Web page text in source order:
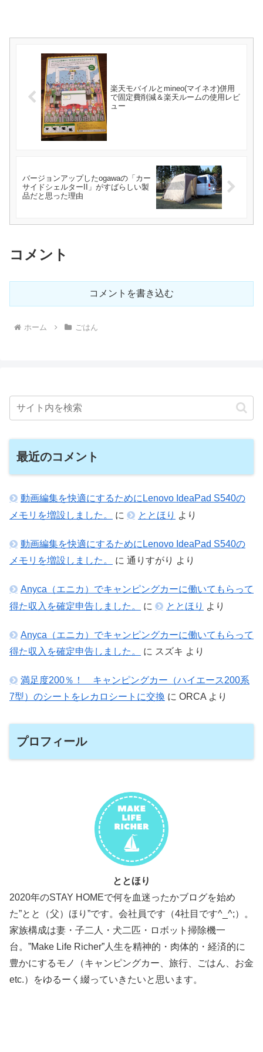
楽天モバイルとmineo(マイネオ)併用
で固定費削減＆楽天ルームの使用レビ
ュー
バージョンアップしたogawaの「カー
サイドシェルターII」がすばらしい製
品だと思った理由
コメント
コメントを書き込む
ホーム ごはん
最近のコメント
動画編集を快適にするためにLenovo IdeaPad S540の
メモリを増設しました。
に ととほり より
動画編集を快適にするためにLenovo IdeaPad S540の
メモリを増設しました。
に 通りすがり より
Anyca（エニカ）でキャンピングカーに働いてもらって
得た収入を確定申告しました。
に ととほり より
Anyca（エニカ）でキャンピングカーに働いてもらって
得た収入を確定申告しました。
に スズキ より
満足度200％！ キャンピングカー（ハイエース200系
7型）のシートをレカロシートに交換 に ORCA より
プロフィール
ととほり
2020年のSTAY HOMEで何を血迷ったかブログを始め
た”とと（父）ほり”です。会社員です（4社目です^_^;）。
家族構成は妻・子二人・犬二匹・ロボット掃除機一
台。”Make Life Richer”人生を精神的・肉体的・経済的に
豊かにするモノ（キャンピングカー、旅行、ごはん、お金
etc.）をゆるーく綴っていきたいと思います。